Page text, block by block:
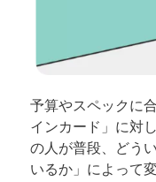
予算やスペックに
インカード」に対
の人が普段、どう
いるか」によって